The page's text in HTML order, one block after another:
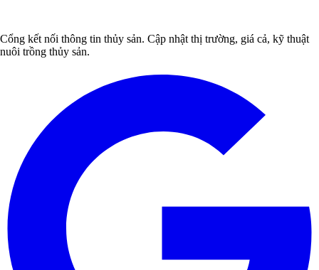
Cổng kết nối thông tin thủy sản. Cập nhật thị trường, giá cả, kỹ thuật
nuôi trồng thủy sản.